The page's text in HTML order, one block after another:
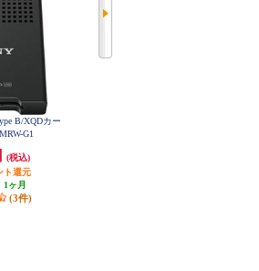
B/XQDカー
G1
(税込)
ト還元
1ヶ月
(3件)